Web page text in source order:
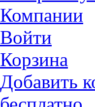
Компании
Войти
Корзина
Добавить